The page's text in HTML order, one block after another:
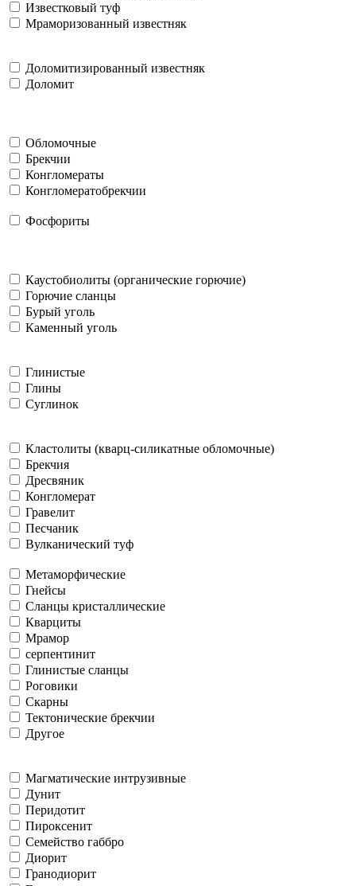
Известковый туф
Мраморизованный известняк
Доломитизированный известняк
Доломит
Обломочные
Брекчии
Конгломераты
Конгломератобрекчии
Фосфориты
Каустобиолиты (органические горючие)
Горючие сланцы
Бурый уголь
Каменный уголь
Глинистые
Глины
Суглинок
Кластолиты (кварц-силикатные обломочные)
Брекчия
Дресвяник
Конгломерат
Гравелит
Песчаник
Вулканический туф
Метаморфические
Гнейсы
Сланцы кристаллические
Кварциты
Мрамор
серпентинит
Глинистые сланцы
Роговики
Скарны
Тектонические брекчии
Другое
Магматические интрузивные
Дунит
Перидотит
Пироксенит
Семейство габбро
Диорит
Гранодиорит